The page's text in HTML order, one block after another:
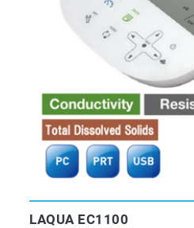
LAQUA EC1100